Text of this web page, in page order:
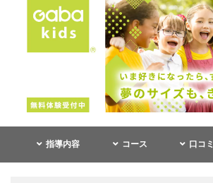
指導内容 コース 口コミ